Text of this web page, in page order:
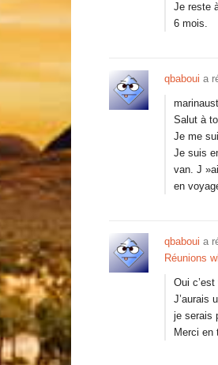
Je reste
6 mois.
qbaboui a
Salut à
Je me
Je suis
van. J
en
qbaboui a
Réunions
Oui
J’aurais
je serais
Merci en